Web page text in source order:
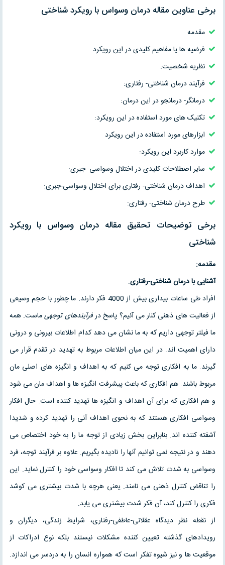
برخی عناوین مقاله درمان وسواس با رویکرد شناختی
مقدمه
فرضیه ها یا مفاهیم کلیدی در این رویکرد
نظریه شخصیت:
فرآیند درمان شناختی- رفتاری:
درمانگر- درمانجو در این درمان:
تکنیک های مورد استفاده در این رویکرد:
ابزارهای مورد استفاده در این رویکرد
موارد کاربرد این رویکرد:
سایر اصطلاحات کلیدی در اختلال وسواسی- جبری:
اهداف درمان شناختی- رفتاری برای اختلال وسواسی-جبری:
طرح درمان شناختی- رفتاری:
برخی توضیحات تحقیق مقاله درمان وسواس با رویکرد
شناختی
مقدمه:
آشنایی با درمان شناختی-رفتاری:
افراد طی ساعات بیداری بیش از 4000 فکر دارند. ما چطور با حجم وسیعی
از فعالیت های ذهنی کنار می آئیم؟ پاسخ درفرآیندهای توجهیماست. همه
ما فیلتر توجهی داریم که به ما نشان می دهد کدام اطلاعات بیرونی و درونی
دارای اهمیت اند. در این میان اطلاعات مربوط به تهدید در تقدم قرار می
گیرند. ما به افکاری توجه می کنیم که به اهداف و انگیزه های اصلی مان
مربوط باشند. هم افکاری که باعث پیشرفت انگیزه ها و اهداف مان می شود
و هم افکاری که برای آن اهداف و انگیزه ها تهدید کننده است. حال افکار
وسواسی افکاری هستند که به نحوی اهداف آنی را تهدید کرده و شدیدا
آشفته کننده اند. بنابراین بخش زیادی از توجه ما را به خود اختصاص می
دهند و در نتیجه نمی توانیم آنها را نادیده بگیریم. علاوه بر فرآیند توجه، فرد
وسواسی به شدت تلاش می کند تا افکار وسواسی خود را کنترل نماید. این
را تناقض کنترل ذهنی می نامند. یعنی هرچه با شدت بیشتری می کوشد
فکری را کنترل کند، آن فکر شدت بیشتری می یابد.
از نقطه نظر دیدگاه عقلانی-عاطفی-رفتاری، شرایط زندگی، دیگران و
رویدادهای گذشته تعیین کننده مشکلات نیستند بلکه نوع ادراکات از
موقعیت ها و نیز شیوه تفکر است که همواره انسان را به دردسر می اندازد.